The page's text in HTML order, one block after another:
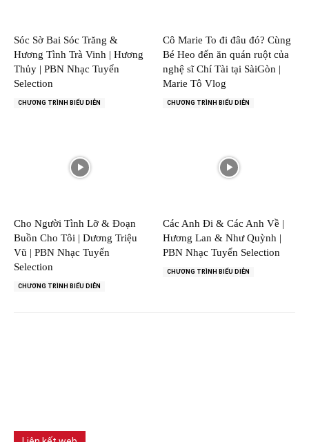
Sóc Sờ Bai Sóc Trăng &
Hương Tình Trà Vinh | Hương
Thủy | PBN Nhạc Tuyển
Selection
CHƯƠNG TRÌNH BIỂU DIỄN
Cô Marie To đi đâu đó? Cùng
Bé Heo đến ăn quán ruột của
nghệ sĩ Chí Tài tại SàiGòn |
Marie Tô Vlog
CHƯƠNG TRÌNH BIỂU DIỄN
Cho Người Tình Lỡ & Đoạn
Buồn Cho Tôi | Dương Triệu
Vũ | PBN Nhạc Tuyển
Selection
CHƯƠNG TRÌNH BIỂU DIỄN
Các Anh Đi & Các Anh Về |
Hương Lan & Như Quỳnh |
PBN Nhạc Tuyển Selection
CHƯƠNG TRÌNH BIỂU DIỄN